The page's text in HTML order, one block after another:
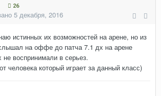
26
5 декабря, 2016
истинных их возможностей на арене, но из
на оффе до патча 7.1 дх на арене
не воспринимали в серьез.
человека который играет за данный класс)